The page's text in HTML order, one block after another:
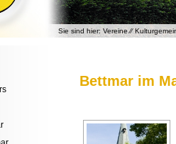
Sie sind hier: Vereine⁄⁄
Bettmar im